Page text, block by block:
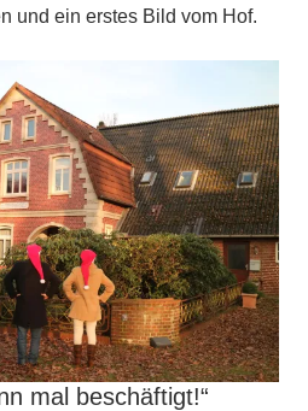
und ein erstes Bild vom Hof.
mal beschäftigt!“